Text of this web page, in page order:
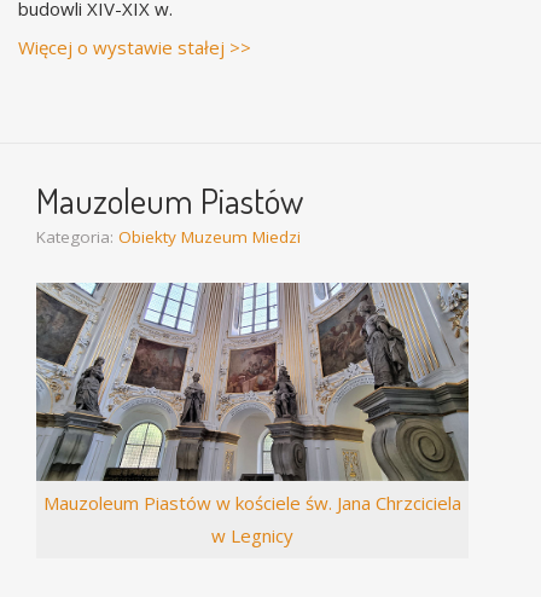
budowli XIV-XIX w.
Więcej o wystawie stałej >>
Mauzoleum Piastów
Kategoria: Obiekty Muzeum Miedzi
Mauzoleum Piastów w kościele św. Jana Chrzciciela
w Legnicy